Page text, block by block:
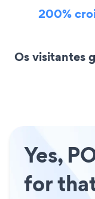
200%
Os visitantes
Yes,
for